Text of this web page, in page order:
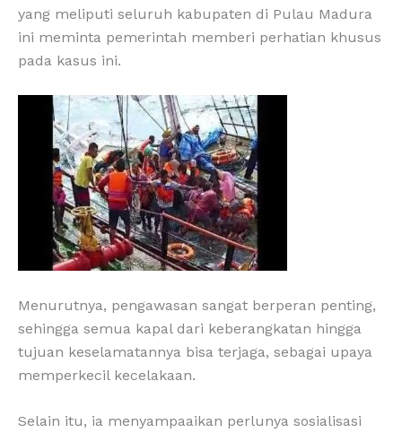
yang meliputi seluruh kabupaten di Pulau Madura
ini meminta pemerintah memberi perhatian khusus
pada kasus ini.
Menurutnya, pengawasan sangat berperan penting,
sehingga semua kapal dari keberangkatan hingga
tujuan keselamatannya bisa terjaga, sebagai upaya
memperkecil kecelakaan.
Selain itu, ia menyampaaikan perlunya sosialisasi